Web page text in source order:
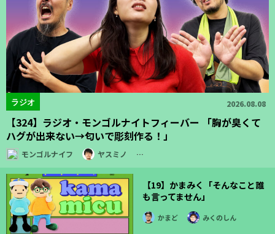
ラジオ 2026.08.08
【324】ラジオ・モンゴルナイトフィーバー 「胸が臭くて
ハグが出来ない→匂いで彫刻作る！」
モンゴルナイフ ヤスミノ …
【19】かまみく「そんなこと誰
も言ってません」
かまど みくのしん